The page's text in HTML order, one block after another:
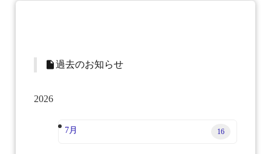
insert_drive_file過去のお知らせ
2026
7月 16